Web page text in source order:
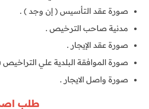
صورة عقد التأسيس ( إن وجد ) .
مدنية صاحب الترخيص .
صورة عقد الإيجار .
صورة الموافقة البلدية علي
صورة واصل الايجار .
طلب